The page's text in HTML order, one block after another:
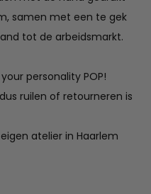
samen met een te gek
tot de arbeidsmarkt.
personality POP!
ruilen of retourneren is
atelier in Haarlem